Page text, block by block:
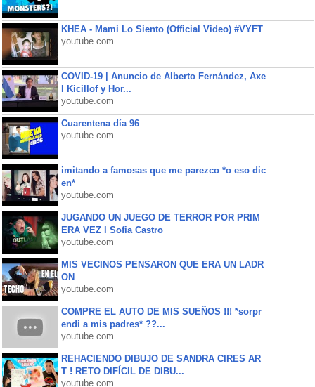
KHEA - Mami Lo Siento (Official Video) #VYFT
youtube.com
COVID-19 | Anuncio de Alberto Fernández, Axe
l Kicillof y Hor...
youtube.com
Cuarentena día 96
youtube.com
imitando a famosas que me parezco *o eso dic
en*
youtube.com
JUGANDO UN JUEGO DE TERROR POR PRIM
ERA VEZ l Sofia Castro
youtube.com
MIS VECINOS PENSARON QUE ERA UN LADR
ON
youtube.com
COMPRE EL AUTO DE MIS SUEÑOS !!! *sorpr
endi a mis padres* ??...
youtube.com
REHACIENDO DIBUJO DE SANDRA CIRES AR
T ! RETO DIFÍCIL DE DIBU...
youtube.com